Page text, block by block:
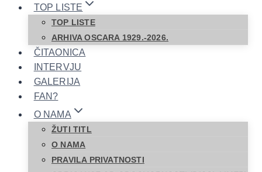
TOP LISTE
TOP LISTE
ARHIVA OSCARA 1929.-2026.
ČITAONICA
INTERVJU
GALERIJA
FAN?
O NAMA
ŽUTI TITL
O NAMA
PRAVILA PRIVATNOSTI